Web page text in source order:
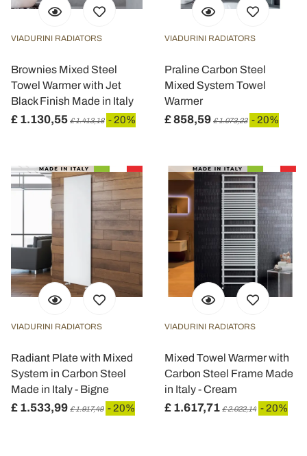
VIADURINI RADIATORS
Brownies Mixed Steel
Towel Warmer with Jet
Black Finish Made in Italy
£ 1.130,55 £ 1.413,18 - 20%
VIADURINI RADIATORS
Praline Carbon Steel
Mixed System Towel
Warmer
£ 858,59 £ 1.073,23 - 20%
VIADURINI RADIATORS
Radiant Plate with Mixed
System in Carbon Steel
Made in Italy - Bigne
£ 1.533,99 £ 1.917,49 - 20%
VIADURINI RADIATORS
Mixed Towel Warmer with
Carbon Steel Frame Made
in Italy - Cream
£ 1.617,71 £ 2.022,14 - 20%